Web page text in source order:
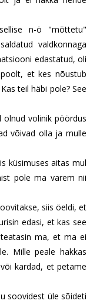
n-ö "mõttetu"
valdkonnaga
edastatud, oli
et kes nõustub
teil häbi pole? See
volinik pöördus
võivad olla ja mulle
küsimuses aitas mul
pole ma varem nii
siis öeldi, et
edasi, et kas see
ma, et ma ei
Mille peale hakkas
kardad, et petame
soovidest üle sõideti